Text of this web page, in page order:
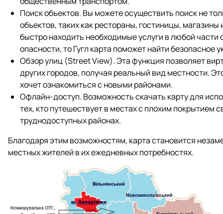
Поиск объектов. Вы можете осуществить поиск не
объектов, таких как рестораны, гостиницы,
быстро находить необходимые услуги в любой части
опасности, то Гугл карта поможет найти безопасное
Обзор улиц (Street View). Эта функция позволяет
других городов, получая реальный вид местности.
хочет ознакомиться с новыми районами.
Офлайн-доступ. Возможность скачать карту для
тех, кто путешествует в местах с плохим покрытием
труднодоступных районах.
Благодаря этим возможностям, карта становится
местных жителей в их ежедневных потребностях.